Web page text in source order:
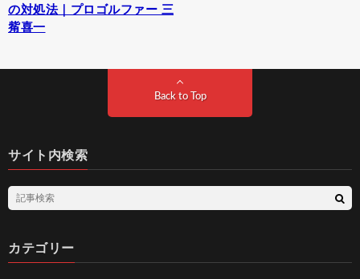
の対処法｜プロゴルファー 三
觜喜一
Back to Top
サイト内検索
カテゴリー